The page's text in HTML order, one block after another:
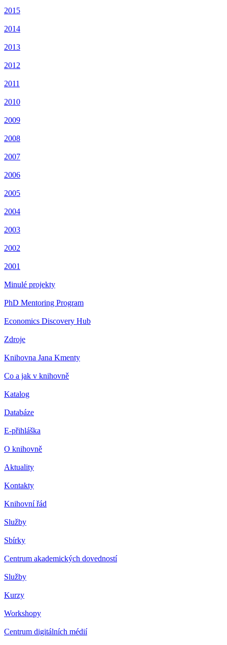
2015
2014
2013
2012
2011
2010
2009
2008
2007
2006
2005
2004
2003
2002
2001
Minulé projekty
PhD Mentoring Program
Economics Discovery Hub
Zdroje
Knihovna Jana Kmenty
Co a jak v knihovně
Katalog
Databáze
E-přihláška
O knihovně
Aktuality
Kontakty
Knihovní řád
Služby
Sbírky
Centrum akademických dovedností
Služby
Kurzy
Workshopy
Centrum digitálních médií